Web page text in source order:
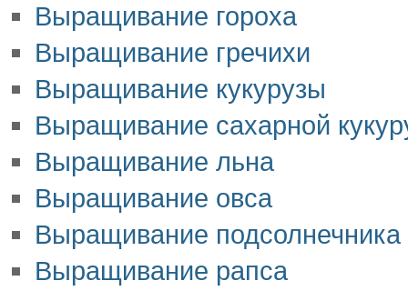
Выращивание гороха
Выращивание гречихи
Выращивание кукурузы
Выращивание сахарной
Выращивание льна
Выращивание овса
Выращивание подсолнечника
Выращивание рапса